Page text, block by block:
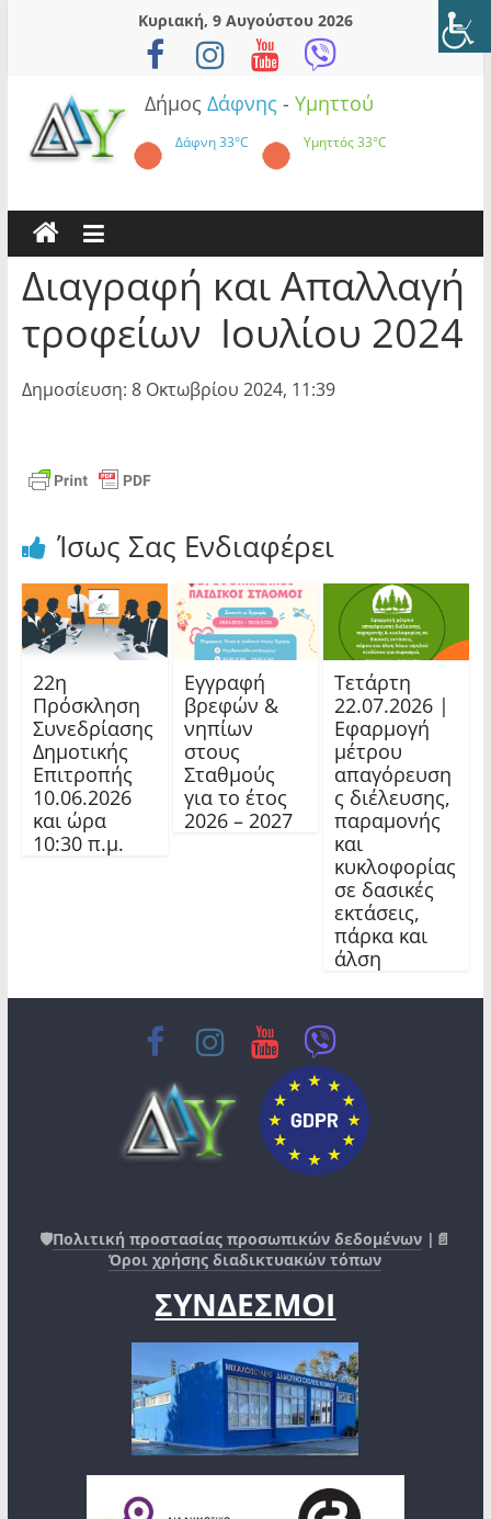
Κυριακή, 9 Αυγούστου 2026
Δήμος Δάφνης - Υμηττού
Δάφνη33°C Υμηττός33°C
Διαγραφή και Απαλλαγή
τροφείων Ιουλίου 2024
Δημοσίευση: 8 Οκτωβρίου 2024, 11:39
Ίσως Σας Ενδιαφέρει
22η
Πρόσκληση
Συνεδρίασης
Δημοτικής
Επιτροπής
10.06.2026
και ώρα
10:30 π.μ.
Εγγραφή
βρεφών &
νηπίων
στους
Σταθμούς
για το έτος
2026 – 2027
Τετάρτη
22.07.2026 |
Εφαρμογή
μέτρου
απαγόρευση
ς διέλευσης,
παραμονής
και
κυκλοφορίας
σε δασικές
εκτάσεις,
πάρκα και
άλση
🛡️Πολιτική προστασίας προσωπικών δεδομένων |📄
Όροι χρήσης διαδικτυακών τόπων
ΣΥΝΔΕΣΜΟΙ